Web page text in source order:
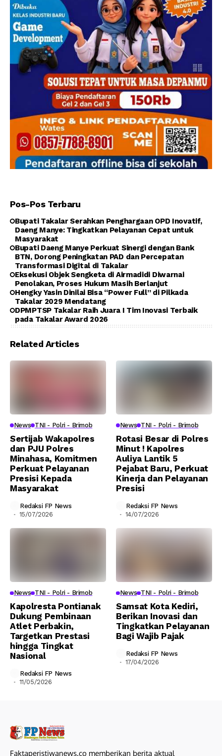
Pos-Pos Terbaru
Bupati Takalar Serahkan Penghargaan OPD Inovatif,
Daeng Manye: Tingkatkan Pelayanan Cepat untuk
Masyarakat
Bupati Daeng Manye Perkuat Sinergi dengan Bank
BTN, Dorong Peningkatan PAD dan Percepatan
Transformasi Digital di Takalar
Eksekusi Objek Sengketa di Airmadidi Diwarnai
Penolakan, Proses Hukum Masih Berlanjut
Hengky Yasin Dinilai Bisa “Power Full” di Pilkada
Takalar 2029 Mendatang
DPMPTSP Takalar Raih Juara I Tim Inovasi Terbaik
pada Takalar Award 2026
Related Articles
News TNI - Polri - Brimob
Sertijab Wakapolres
dan PJU Polres
Minahasa, Komitmen
Perkuat Pelayanan
Presisi Kepada
Masyarakat
Redaksi FP News
15/07/2026
News TNI - Polri - Brimob
Rotasi Besar di Polres
Minut ! Kapolres
Auliya Lantik 5
Pejabat Baru, Perkuat
Kinerja dan Pelayanan
Presisi
Redaksi FP News
14/07/2026
News TNI - Polri - Brimob
Kapolresta Pontianak
Dukung Pembinaan
Atlet Perbakin,
Targetkan Prestasi
hingga Tingkat
Nasional
Redaksi FP News
11/05/2026
News TNI - Polri - Brimob
Samsat Kota Kediri,
Berikan Inovasi dan
Tingkatkan Pelayanan
Bagi Wajib Pajak
Redaksi FP News
17/04/2026
Faktaperistiwanews.co memberikan berita aktual